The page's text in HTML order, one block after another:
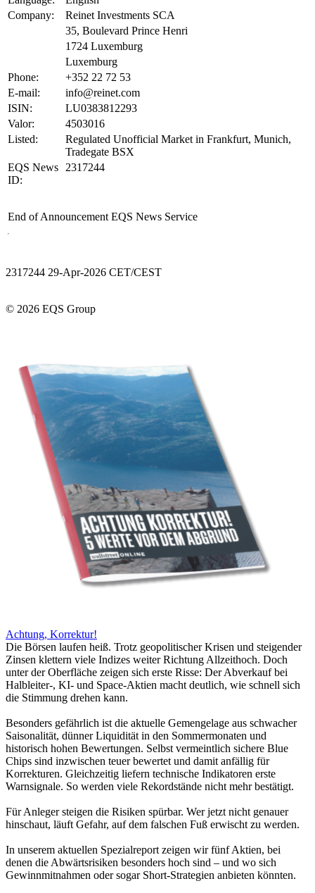
Company:
Reinet Investments SCA
35, Boulevard Prince Henri
1724 Luxemburg
Luxemburg
Phone:
+352 22 72 53
E-mail:
info@reinet.com
ISIN:
LU0383812293
Valor:
4503016
Listed:
Regulated Unofficial Market in Frankfurt, Munich,
Tradegate BSX
EQS News
ID:
2317244
End of Announcement EQS News Service
2317244 29-Apr-2026 CET/CEST
© 2026 EQS Group
Achtung, Korrektur!
Die Börsen laufen heiß. Trotz geopolitischer Krisen und steigender
Zinsen klettern viele Indizes weiter Richtung Allzeithoch. Doch
unter der Oberfläche zeigen sich erste Risse: Der Abverkauf bei
Halbleiter-, KI- und Space-Aktien macht deutlich, wie schnell sich
die Stimmung drehen kann.
Besonders gefährlich ist die aktuelle Gemengelage aus schwacher
Saisonalität, dünner Liquidität in den Sommermonaten und
historisch hohen Bewertungen. Selbst vermeintlich sichere Blue
Chips sind inzwischen teuer bewertet und damit anfällig für
Korrekturen. Gleichzeitig liefern technische Indikatoren erste
Warnsignale. So werden viele Rekordstände nicht mehr bestätigt.
Für Anleger steigen die Risiken spürbar. Wer jetzt nicht genauer
hinschaut, läuft Gefahr, auf dem falschen Fuß erwischt zu werden.
In unserem aktuellen Spezialreport zeigen wir fünf Aktien, bei
denen die Abwärtsrisiken besonders hoch sind – und wo sich
Gewinnmitnahmen oder sogar Short-Strategien anbieten könnten.